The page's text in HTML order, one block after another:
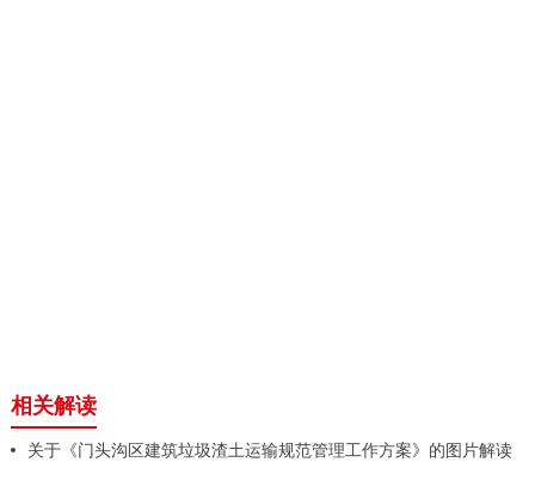
相关解读
关于《门头沟区建筑垃圾渣土运输规范管理工作方案》的图片解读